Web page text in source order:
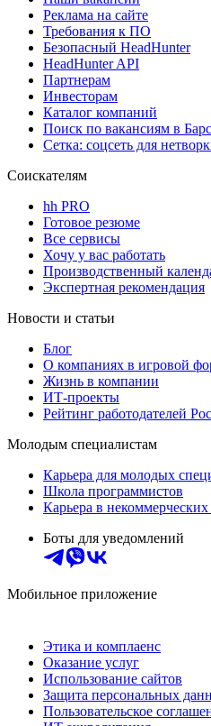
Реклама на сайте
Требования к ПО
Безопасный HeadHunter
HeadHunter API
Партнерам
Инвесторам
Каталог компаний
Поиск по вакансиям в
Сетка: соцсеть для
Соискателям
hh PRO
Готовое резюме
Все сервисы
Хочу у вас работать
Производственный
Экспертная рекомендация
Новости и статьи
Блог
О компаниях в игровой
Жизнь в компании
ИТ-проекты
Рейтинг работодателей
Молодым специалистам
Карьера для молодых
Школа программистов
Карьера в
Боты для уведомлений
Мобильное приложение
Этика и комплаенс
Оказание услуг
Использование сайтов
Защита персональных
Пользовательское